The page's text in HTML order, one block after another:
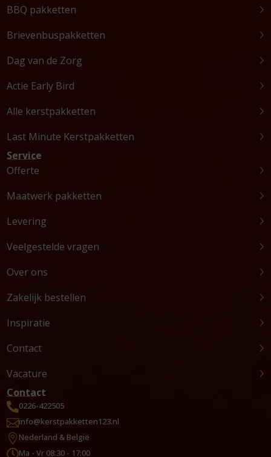
BBQ pakketten
Brievenbuspakketten
Dag van de Zorg
Actie Early Bird
Alle kerstpakketten
Last Minute Kerstpakketten
Service
Offerte
Maatwerk pakketten
Levering
Veelgestelde vragen
Over ons
Zakelijk bestellen
Inspiratie
Contact
Vacature
Contact
0226-422505
info@kerstpakketten123.nl
 Nederland & België
Ma - Vr 08:30 - 17:00